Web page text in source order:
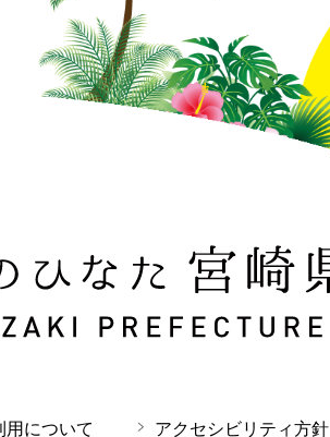
宮崎県 MIYAZAKI PREFECTURE
用について アクセシビリティ方針